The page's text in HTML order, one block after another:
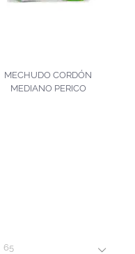
MECHUDO CORDÓN
MEDIANO PERICO
65